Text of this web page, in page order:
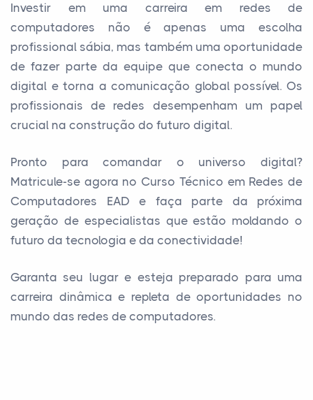
Investir em uma carreira em redes de
computadores não é apenas uma escolha
profissional sábia, mas também uma oportunidade
de fazer parte da equipe que conecta o mundo
digital e torna a comunicação global possível. Os
profissionais de redes desempenham um papel
crucial na construção do futuro digital.
Pronto para comandar o universo digital?
Matricule-se agora no Curso Técnico em Redes de
Computadores EAD e faça parte da próxima
geração de especialistas que estão moldando o
futuro da tecnologia e da conectividade!
Garanta seu lugar e esteja preparado para uma
carreira dinâmica e repleta de oportunidades no
mundo das redes de computadores.